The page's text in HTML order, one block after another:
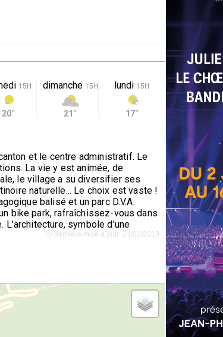
15H
20°
dimanche 15H
21°
lundi 15H
17°
et le centre administratif. Le
La vie y est animée, de
le village a su diversifier ses
naturelle... Le choix est vaste !
balisé et un parc D.V.A.
bike park, rafraîchissez-vous dans
symbole d'une
dernière mise à jour: 24/01/2019